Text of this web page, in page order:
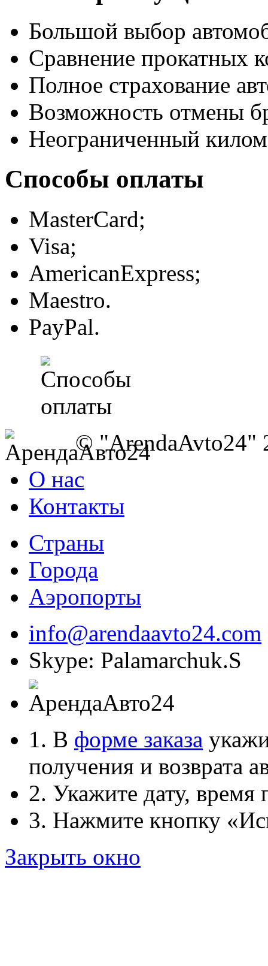
Большой выбор
Сравнение прокатных
Полное страхование
Возможность отмены
Неограниченный
Способы оплаты
MasterCard;
Visa;
AmericanExpress;
Maestro.
PayPal.
© "ArendaAvto24"
О нас
Контакты
Страны
Города
Аэропорты
info@arendaavto24.com
Skype: Palamarchuk.S
1. В форме заказа
получения и возврата
2. Укажите дату, время
3. Нажмите кнопку
Закрыть окно